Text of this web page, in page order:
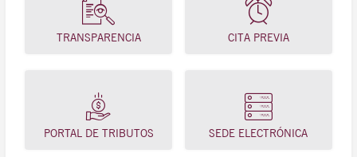
TRANSPARENCIA CITA PREVIA
PORTAL DE TRIBUTOS SEDE ELECTRÓNICA